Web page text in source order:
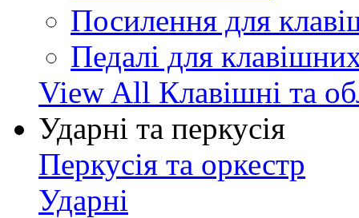
Посилення для
Педалі для
View All Клавішні та
Ударні та перкусія
Перкусія та оркестр
Ударні